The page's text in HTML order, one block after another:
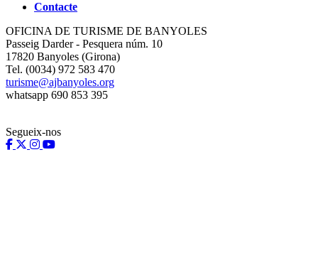
Contacte
OFICINA DE TURISME DE BANYOLES
Passeig Darder - Pesquera núm. 10
17820 Banyoles (Girona)
Tel. (0034) 972 583 470
turisme@ajbanyoles.org
whatsapp 690 853 395
Segueix-nos